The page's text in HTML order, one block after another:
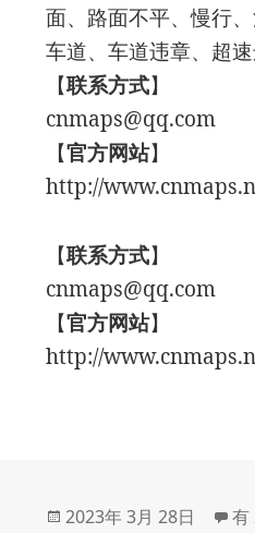
面、路面不平、慢行
车道、车道违章、超速
【联系方式】
cnmaps@qq.com
【官方网站】
http://
【联系方式】
cnmaps@qq.com
【官方网站】
http://
发
2023年 3月 28日 电
有